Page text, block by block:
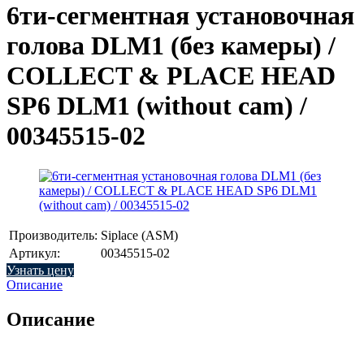
6ти-сегментная установочная
голова DLM1 (без камеры) /
COLLECT & PLACE HEAD
SP6 DLM1 (without cam) /
00345515-02
Производитель: Siplace (ASM)
Артикул:
00345515-02
Узнать цену
Описание
Описание